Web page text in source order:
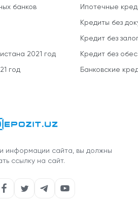
банков
2021 год
год
Ипотечные
Кредиты без
Кредит без
Кредит без
Банковские
информации сайта, вы должны
ссылку на сайт.